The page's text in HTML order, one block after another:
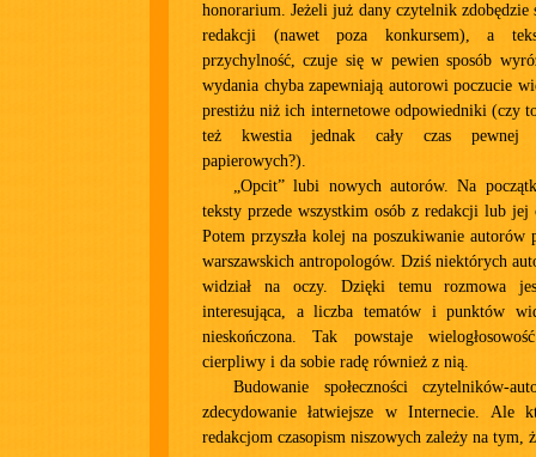
honorarium. Jeżeli już dany czytelnik zdobędzie
redakcji (nawet poza konkursem), a
przychylność, czuje się w pewien sposób
wydania chyba zapewniają autorowi poczucie
prestiżu niż ich internetowe odpowiedniki (czy
też kwestia jednak cały czas pewnej
papierowych?).
„Opcit” lubi nowych autorów. Na
teksty przede wszystkim osób z redakcji lub jej
Potem przyszła kolej na poszukiwanie autorów
warszawskich antropologów. Dziś niektórych
widział na oczy. Dzięki temu rozmowa
interesująca, a liczba tematów i punktów
nieskończona. Tak powstaje
cierpliwy i da sobie radę również z nią.
Budowanie społeczności czytelników-
zdecydowanie łatwiejsze w Internecie. Ale
redakcjom czasopism niszowych zależy na tym,